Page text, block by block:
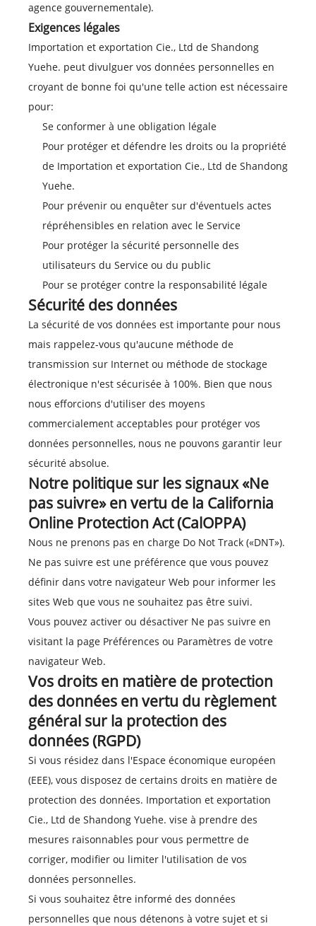
agence gouvernementale).
Exigences légales
Importation et exportation Cie., Ltd de Shandong
Yuehe. peut divulguer vos données personnelles en
croyant de bonne foi qu'une telle action est nécessaire
pour:
Se conformer à une obligation légale
Pour protéger et défendre les droits ou la propriété
de Importation et exportation Cie., Ltd de Shandong
Yuehe.
Pour prévenir ou enquêter sur d'éventuels actes
répréhensibles en relation avec le Service
Pour protéger la sécurité personnelle des
utilisateurs du Service ou du public
Pour se protéger contre la responsabilité légale
Sécurité des données
La sécurité de vos données est importante pour nous
mais rappelez-vous qu'aucune méthode de
transmission sur Internet ou méthode de stockage
électronique n'est sécurisée à 100%. Bien que nous
nous efforcions d'utiliser des moyens
commercialement acceptables pour protéger vos
données personnelles, nous ne pouvons garantir leur
sécurité absolue.
Notre politique sur les signaux «Ne
pas suivre» en vertu de la California
Online Protection Act (CalOPPA)
Nous ne prenons pas en charge Do Not Track («DNT»).
Ne pas suivre est une préférence que vous pouvez
définir dans votre navigateur Web pour informer les
sites Web que vous ne souhaitez pas être suivi.
Vous pouvez activer ou désactiver Ne pas suivre en
visitant la page Préférences ou Paramètres de votre
navigateur Web.
Vos droits en matière de protection
des données en vertu du règlement
général sur la protection des
données (RGPD)
Si vous résidez dans l'Espace économique européen
(EEE), vous disposez de certains droits en matière de
protection des données. Importation et exportation
Cie., Ltd de Shandong Yuehe. vise à prendre des
mesures raisonnables pour vous permettre de
corriger, modifier ou limiter l'utilisation de vos
données personnelles.
Si vous souhaitez être informé des données
personnelles que nous détenons à votre sujet et si